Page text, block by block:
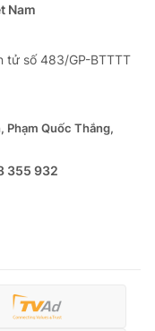
Nam
tử số 483/GP-BTTTT
Phạm Quốc Thắng,
355 932